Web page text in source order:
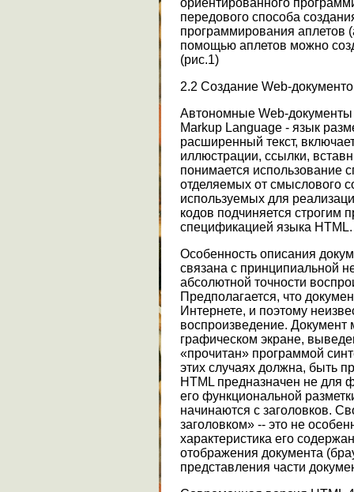
передового способа
программирования аплетов
помощью аплетов можно
(рис.1)
2.2 Создание Web-
Автономные Web-документы
Markup Language - язык
расширенный текст,
иллюстрации, ссылки,
понимается использование
отделяемых от смыслового
используемых для
кодов подчиняется
спецификацией языка HTML.
Особенность описания
связана с принципиальной
абсолютной точности
Предполагается, что
Интернете, и поэтому
воспроизведение. Документ
графическом экране,
«прочитан» программой
этих случаях должна, быть
HTML предназначен не для
его функциональной
начинаются с заголовков.
заголовком» -- это не
характеристика его
отображения документа
представления части